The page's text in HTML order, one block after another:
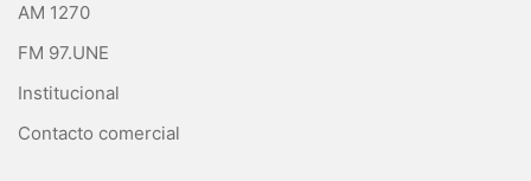
AM 1270
FM 97.UNE
Institucional
Contacto comercial